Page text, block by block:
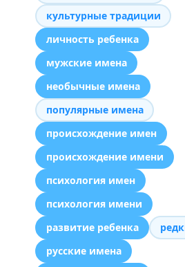
культурные традиции
личность ребенка
мужские имена
необычные имена
популярные имена
происхождение имен
происхождение имени
психология имен
психология имени
развитие ребенка
русские имена